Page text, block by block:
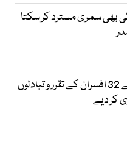
بھی سمری مسترد کر سکتا
پنجاب حکومت نے 32 افسران کے تقرر و تبادلوں
کر دیے